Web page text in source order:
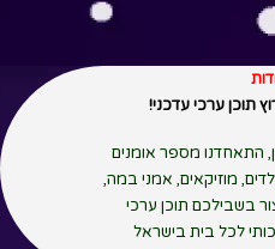
תוכן ערכי עדכני!
התאחדנו מספר אומנים
מוזיקאים, אמני במה,
בשבילכם תוכן ערכי
לכל בית בישראל